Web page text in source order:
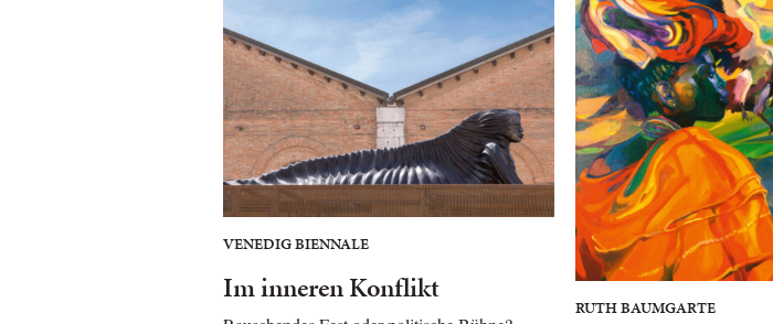
RUTH BAUMGARTE
VENEDIG BIENNALE
Im inneren Konflikt